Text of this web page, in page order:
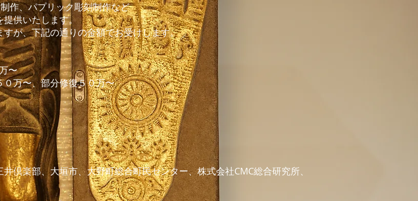
作、パプリック彫刻制作など
提供いたします。
が、下記の通りの金額でお受けします。
〜
０万〜、部分修復５０万〜
倶楽部、大垣市、大野町総合町民センター、株式会社CMC総合研究所、